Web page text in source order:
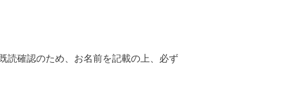
読確認のため、お名前を記載の上、必ず